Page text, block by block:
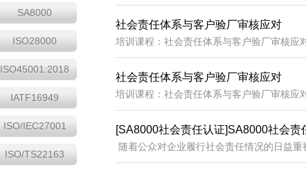
社会责任体系与客户验厂审核应对
培训课程：社会责任体系与客户验厂审
社会责任体系与客户验厂审核应对
培训课程：社会责任体系与客户验厂审
[SA8000社会责任认证]SA8000社会责
随着公众对企业履行社会责任情况的日益
SA8000
ISO28000
ISO45001:2018
IATF16949
ISO/IEC27001
ISO/TS22163